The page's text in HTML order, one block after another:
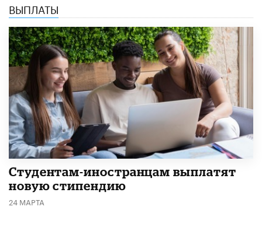
ВЫПЛАТЫ
Студентам-иностранцам выплатят
новую стипендию
24 МАРТА